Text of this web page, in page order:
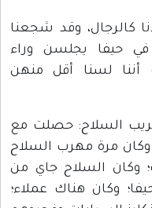
كالرجال، وقد شجعنا
حيفا يجلسن وراء
أننا لسنا أقل منهن
السلاح: حصلت مع
مرة مهرب السلاح
وكان السلاح جاي من
وكان هناك عملاء؛